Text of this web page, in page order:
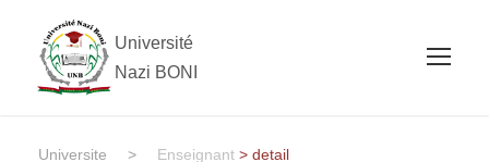
Université
Nazi BONI
Universite > Enseignant > detail